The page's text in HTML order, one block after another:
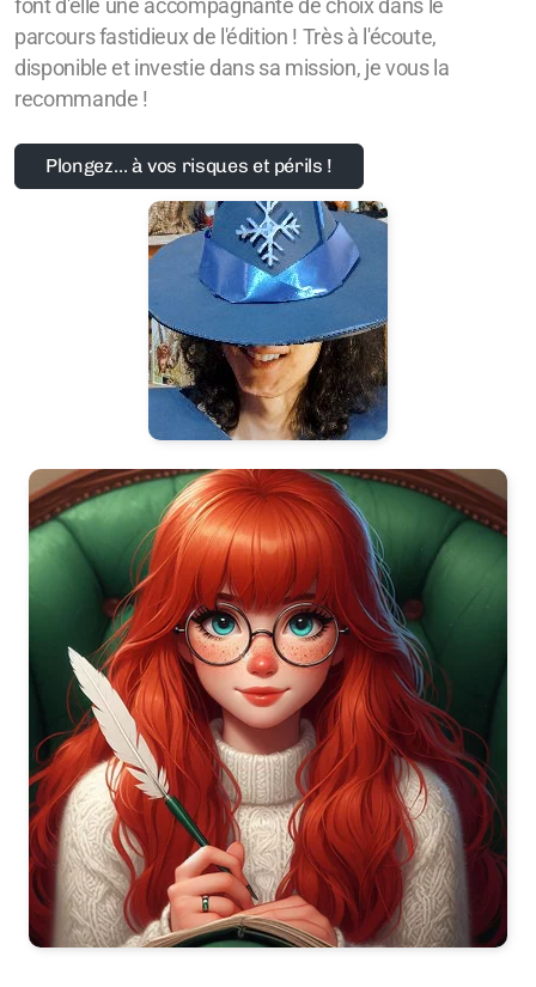
font d'elle une accompagnante de choix dans le
parcours fastidieux de l'édition ! Très à l'écoute,
disponible et investie dans sa mission, je vous la
recommande !
Plongez… à vos risques et périls !